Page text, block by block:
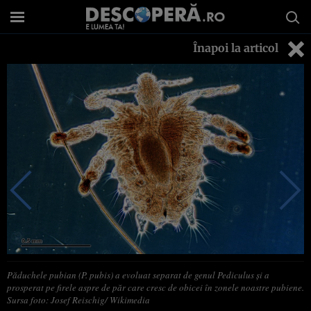
Înapoi la articol
Păduchele pubian (P. pubis) a evoluat separat de genul Pediculus și a
prosperat pe firele aspre de păr care cresc de obicei în zonele noastre pubiene.
Sursa foto: Josef Reischig/ Wikimedia